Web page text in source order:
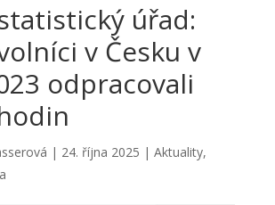
úřad:
v Česku v
odpracovali
| 24. října 2025 | Aktuality,